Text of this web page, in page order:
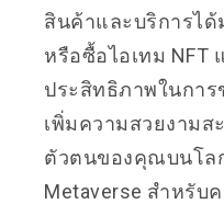
สินค้าและบริการได้
หรือซื้อไอเทม NFT
ประสิทธิภาพในกา
เพิ่มความสวยงาม
ตัวตนของคุณบนโลก
Metaverse สำหรับ